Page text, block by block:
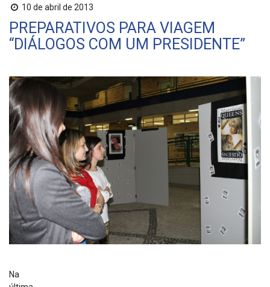
10 de abril de 2013
PREPARATIVOS PARA VIAGEM
“DIÁLOGOS COM UM PRESIDENTE”
Na